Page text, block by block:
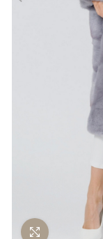
Нажмите